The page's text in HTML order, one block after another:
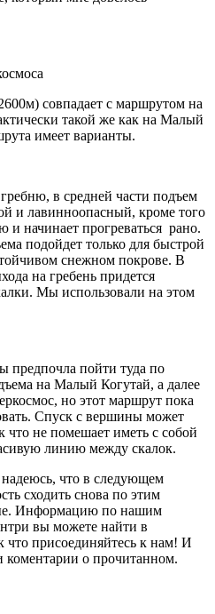
совпадает с маршрутом на
такой же как на Малый
имеет варианты.
в средней части подъем
и лавинноопасный, кроме того
и начинает прогреваться рано.
подойдет только для быстрой
снежном покрове. В
на гребень придется
Мы использовали на этом
предпочла пойти туда по
на Малый Когутай, а далее
но этот маршрут пока
Спуск с вершины может
что не помешает иметь с собой
линию между скалок.
что в следующем
сходить снова по этим
Информацию по нашим
вы можете найти в
что присоединяйтесь к нам! И
коментарии о прочитанном.